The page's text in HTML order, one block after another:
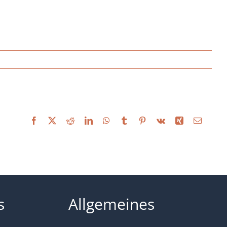
Facebook RedditLinkedInWhatsApp
Tumblr Pinterest
Vk Xing Email
Allgemeines